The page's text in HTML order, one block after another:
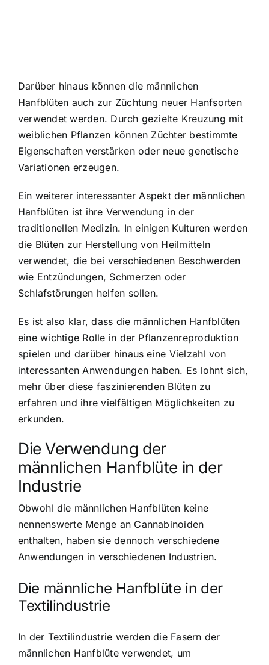
Darüber hinaus können die männlichen
Hanfblüten auch zur Züchtung neuer Hanfsorten
verwendet werden. Durch gezielte Kreuzung mit
weiblichen Pflanzen können Züchter bestimmte
Eigenschaften verstärken oder neue genetische
Variationen erzeugen.
Ein weiterer interessanter Aspekt der männlichen
Hanfblüten ist ihre Verwendung in der
traditionellen Medizin. In einigen Kulturen werden
die Blüten zur Herstellung von Heilmitteln
verwendet, die bei verschiedenen Beschwerden
wie Entzündungen, Schmerzen oder
Schlafstörungen helfen sollen.
Es ist also klar, dass die männlichen Hanfblüten
eine wichtige Rolle in der Pflanzenreproduktion
spielen und darüber hinaus eine Vielzahl von
interessanten Anwendungen haben. Es lohnt sich,
mehr über diese faszinierenden Blüten zu
erfahren und ihre vielfältigen Möglichkeiten zu
erkunden.
Die Verwendung der
männlichen Hanfblüte in der
Industrie
Obwohl die männlichen Hanfblüten keine
nennenswerte Menge an Cannabinoiden
enthalten, haben sie dennoch verschiedene
Anwendungen in verschiedenen Industrien.
Die männliche Hanfblüte in der
Textilindustrie
In der Textilindustrie werden die Fasern der
männlichen Hanfblüte verwendet, um